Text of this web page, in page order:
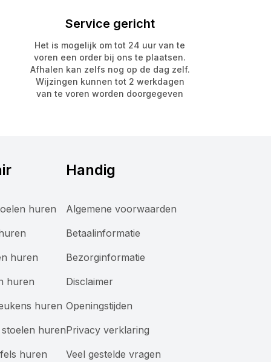
Service gericht
Het is mogelijk om tot 24 uur van te
voren een order bij ons te plaatsen.
Afhalen kan zelfs nog op de dag zelf.
Wijzingen kunnen tot 2 werkdagen
van te voren worden doorgegeven
huren
huren
huren
huren
huren
huren
Handig
Algemene voorwaarden
Betaalinformatie
Bezorginformatie
Disclaimer
Openingstijden
Privacy verklaring
Veel gestelde vragen